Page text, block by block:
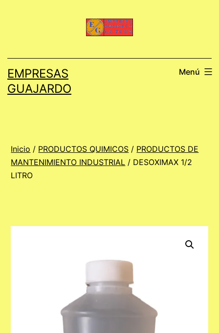
EMPRESAS
GUAJARDO
Menú
Inicio / PRODUCTOS QUIMICOS / PRODUCTOS DE
MANTENIMIENTO INDUSTRIAL / DESOXIMAX 1/2
LITRO